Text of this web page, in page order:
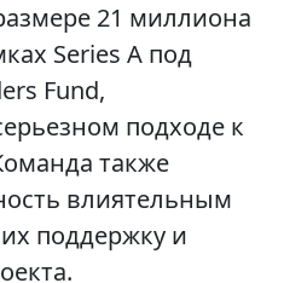
21 миллиона
Series A под
Fund,
подходе к
также
влиятельным
поддержку и